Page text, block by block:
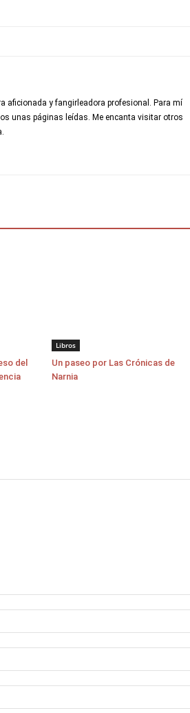
aficionada y fangirleadora profesional. Para mí
unas páginas leídas. Me encanta visitar otros
del
Libros
Un paseo por Las Crónicas de
Narnia